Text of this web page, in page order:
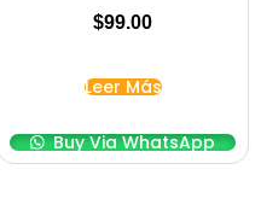
$99.00
Leer Más
Buy Via WhatsApp